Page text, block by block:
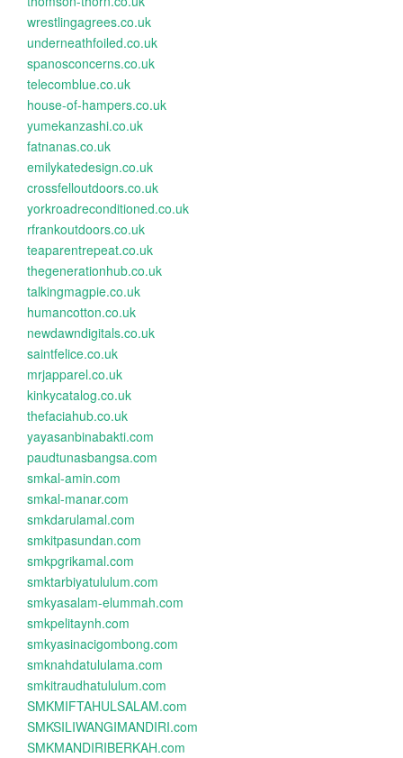
wrestlingagrees.co.uk
underneathfoiled.co.uk
spanosconcerns.co.uk
telecomblue.co.uk
house-of-hampers.co.uk
yumekanzashi.co.uk
fatnanas.co.uk
emilykatedesign.co.uk
crossfelloutdoors.co.uk
yorkroadreconditioned.co.uk
rfrankoutdoors.co.uk
teaparentrepeat.co.uk
thegenerationhub.co.uk
talkingmagpie.co.uk
humancotton.co.uk
newdawndigitals.co.uk
saintfelice.co.uk
mrjapparel.co.uk
kinkycatalog.co.uk
thefaciahub.co.uk
yayasanbinabakti.com
paudtunasbangsa.com
smkal-amin.com
smkal-manar.com
smkdarulamal.com
smkitpasundan.com
smkpgrikamal.com
smktarbiyatululum.com
smkyasalam-elummah.com
smkpelitaynh.com
smkyasinacigombong.com
smknahdatululama.com
smkitraudhatululum.com
SMKMIFTAHULSALAM.com
SMKSILIWANGIMANDIRI.com
SMKMANDIRIBERKAH.com